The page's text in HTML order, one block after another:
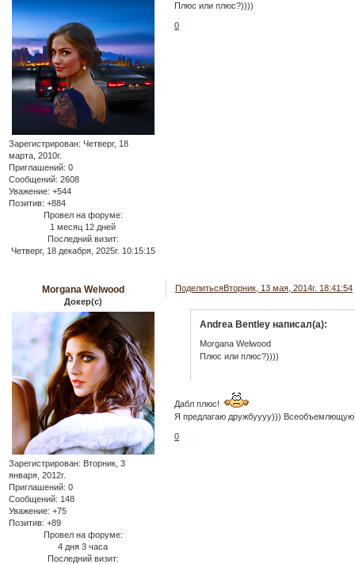
Зарегистрирован: Четверг, 18
марта, 2010г.
Приглашений: 0
Сообщений: 2608
Уважение: +544
Позитив: +884
Провел на форуме:
1 месяц 12 дней
Последний визит:
Четверг, 18 декабря, 2025г. 10:15:15
Плюс или плюс?))))
0
ПоделитьсяВторник, 13 мая, 2014г. 18:41:54
Morgana Welwood
Докер(с)
Зарегистрирован: Вторник, 3
января, 2012г.
Приглашений: 0
Сообщений: 148
Уважение: +75
Позитив: +89
Провел на форуме:
4 дня 3 часа
Последний визит:
Andrea Bentley написал(а):
Morgana Welwood
Плюс или плюс?))))
Дабл плюс!
Я предлагаю дружбуууу)))
0